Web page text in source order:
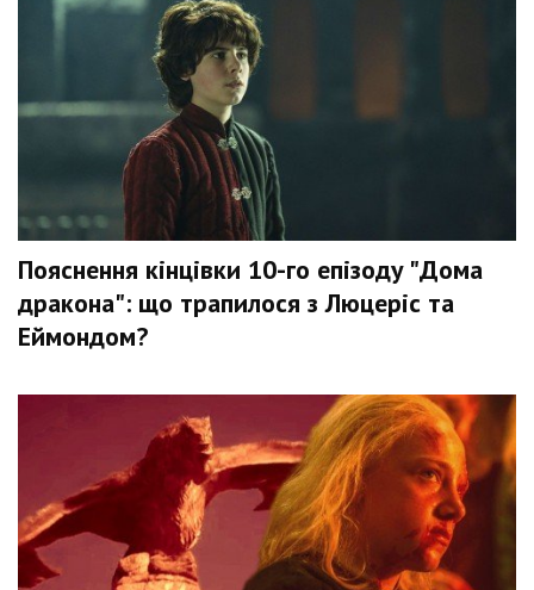
Пояснення кінцівки 10-го епізоду "Дома
дракона": що трапилося з Люцеріс та
Еймондом?